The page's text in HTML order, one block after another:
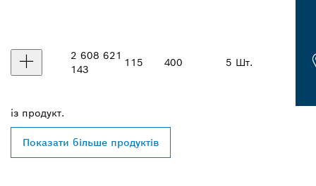
2 608 621
143
115 400 5 Шт.
із продукт.
Показати більше продуктів